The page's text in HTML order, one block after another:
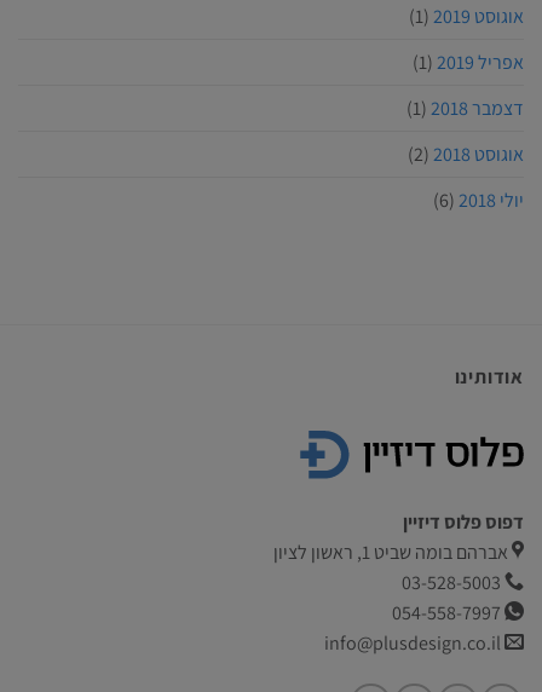
אוגוסט 2019
(1)
אפריל 2019
(1)
דצמבר 2018
(1)
אוגוסט 2018
(2)
יולי 2018
(6)
אודותינו
דפוס פלוס דיזיין
אברהם בומה שביט 1, ראשון לציון